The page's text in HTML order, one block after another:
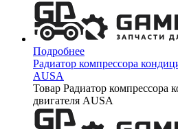
Подробнее
Радиатор компрессора
AUSA
Товар Радиатор компрессора
двигателя AUSA